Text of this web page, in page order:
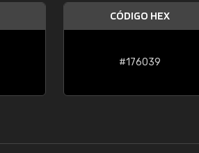
CÓDIGO HEX
#176039